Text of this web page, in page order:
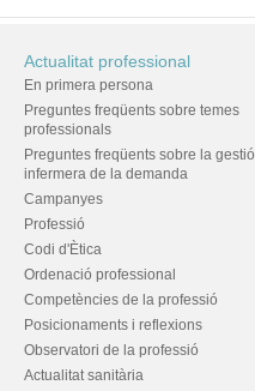
Actualitat professional
En primera persona
Preguntes freqüents sobre temes
professionals
Preguntes freqüents sobre la gestió
infermera de la demanda
Campanyes
Professió
Codi d'Ètica
Ordenació professional
Competències de la professió
Posicionaments i reflexions
Observatori de la professió
Actualitat sanitària